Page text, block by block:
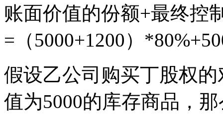
账面价值的份额+最终控
=（5000+1200）
假设乙公司购买丁股权
值为5000的库存商品，